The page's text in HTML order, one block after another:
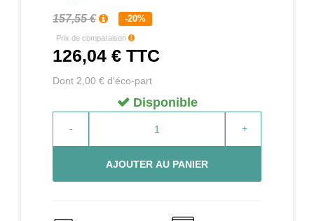
157,55 € -20%
Prix de comparaison
126,04 € TTC
Dont 2,00 € d'éco-part
Disponible
- +
AJOUTER AU PANIER